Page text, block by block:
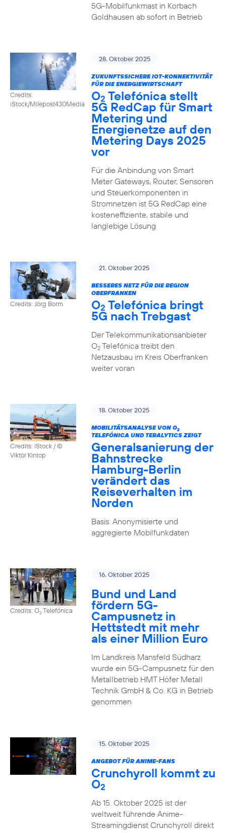
5G-Mobilfunkmast in Korbach
Goldhausen ab sofort in Betrieb
Credits:
iStock/Milepost430Media
28. Oktober 2025
ZUKUNFTSSICHERE IOT-KONNEKTIVITÄT
FÜR DIE ENERGIEWIRTSCHAFT
O2 Telefónica stellt
5G RedCap für Smart
Metering und
Energienetze auf den
Metering Days 2025
vor
Für die Anbindung von Smart
Meter Gateways, Router, Sensoren
und Steuerkomponenten in
Stromnetzen ist 5G RedCap eine
kosteneffiziente, stabile und
langlebige Lösung
Credits: Jörg Borm
21. Oktober 2025
BESSERES NETZ FÜR DIE REGION
OBERFRANKEN
O2 Telefónica bringt
5G nach Trebgast
Der Telekommunikationsanbieter
O2Telefónica treibt den
Netzausbau im Kreis Oberfranken
weiter voran
Credits: iStock / ©
Viktor Kintop
18. Oktober 2025
MOBILITÄTSANALYSE VON O2
TELEFÓNICA UND TERALYTICS ZEIGT
Generalsanierung der
Bahnstrecke
Hamburg-Berlin
verändert das
Reiseverhalten im
Norden
Basis: Anonymisierte und
aggregierte Mobilfunkdaten
Credits: O2Telefónica
16. Oktober 2025
Bund und Land
fördern 5G-
Campusnetz in
Hettstedt mit mehr
als einer Million Euro
Im Landkreis Mansfeld Südharz
wurde ein 5G-Campusnetz für den
Metallbetrieb HMT Höfer Metall
Technik GmbH & Co. KG in Betrieb
genommen
15. Oktober 2025
ANGEBOT FÜR ANIME-FANS
Crunchyroll kommt zu
O2
Ab 15. Oktober 2025 ist der
weltweit führende Anime-
Streamingdienst Crunchyroll direkt